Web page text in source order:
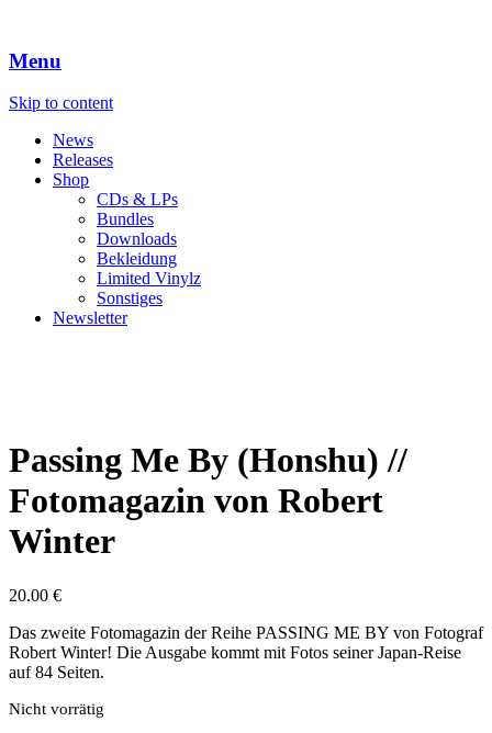
Menu
Skip to content
News
Releases
Shop
CDs & LPs
Bundles
Downloads
Bekleidung
Limited Vinylz
Sonstiges
Newsletter
Passing Me By (Honshu) //
Fotomagazin von Robert
Winter
20.00 €
Das zweite Fotomagazin der Reihe PASSING ME BY von Fotograf
Robert Winter! Die Ausgabe kommt mit Fotos seiner Japan-Reise
auf 84 Seiten.
Nicht vorrätig